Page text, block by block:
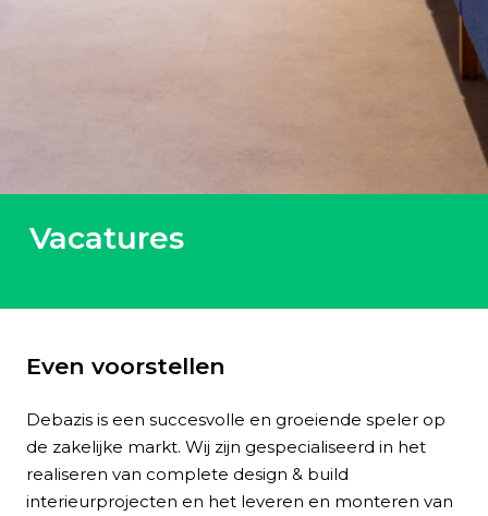
Vacatures
Even voorstellen
Debazis is een succesvolle en groeiende speler op
de zakelijke markt. Wij zijn gespecialiseerd in het
realiseren van complete design & build
interieurprojecten en het leveren en monteren van